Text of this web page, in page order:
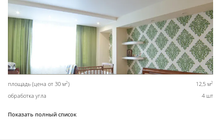
площадь (цена от 30 м2) 12,5 м2
обработка угла 4 шт
Показать полный список